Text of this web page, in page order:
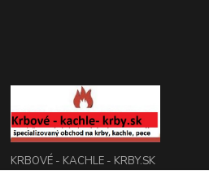
KRBOVÉ - KACHLE - KRBY.SK